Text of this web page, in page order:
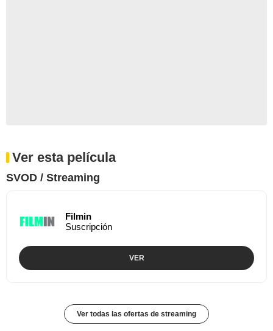
Ver esta película
SVOD / Streaming
Filmin
Suscripción
VER
Ver todas las ofertas de streaming